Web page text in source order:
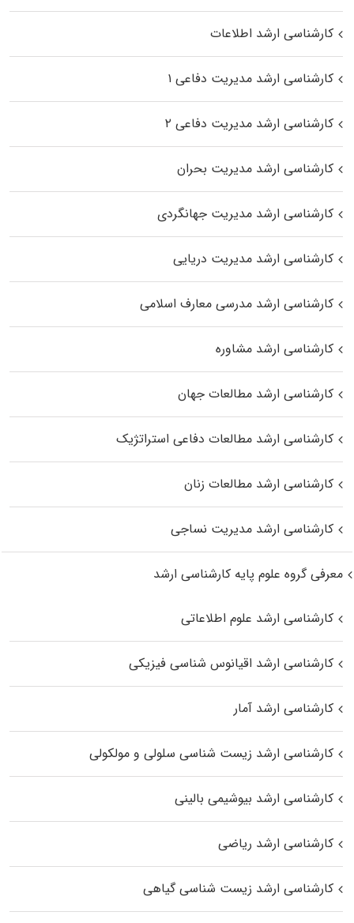
کارشناسی ارشد اطلاعات
کارشناسی ارشد مدیریت دفاعی ۱
کارشناسی ارشد مدیریت دفاعی ۲
کارشناسی ارشد مدیریت بحران
کارشناسی ارشد مدیریت جهانگردی
کارشناسی ارشد مدیریت دریایی
کارشناسی ارشد مدرسی معارف اسلامی
کارشناسی ارشد مشاوره
کارشناسی ارشد مطالعات جهان
کارشناسی ارشد مطالعات دفاعی استراتژیک
کارشناسی ارشد مطالعات زنان
کارشناسی ارشد مدیریت نساجی
معرفی گروه علوم پایه کارشناسی ارشد
کارشناسی ارشد علوم اطلاعاتی
کارشناسی ارشد اقیانوس‌ شناسی فیزیکی
کارشناسی ارشد آمار
کارشناسی ارشد زیست شناسی سلولی و مولکولی
کارشناسی ارشد بیوشیمی بالینی
کارشناسی ارشد ریاضی
کارشناسی ارشد زیست‌ شناسی گیاهی